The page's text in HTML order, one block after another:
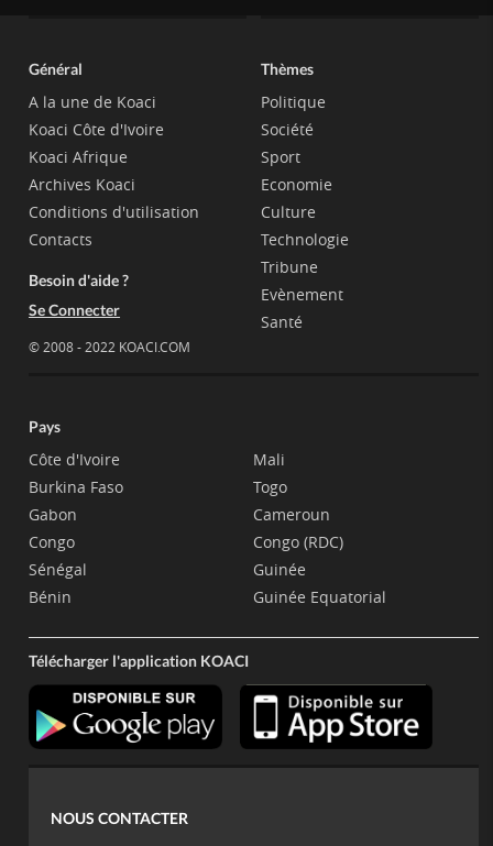
Général
A la une de Koaci
Koaci Côte d'Ivoire
Koaci Afrique
Archives Koaci
Conditions d'utilisation
Contacts
Besoin d'aide ?
Se Connecter
© 2008 - 2022 KOACI.COM
Thèmes
Politique
Société
Sport
Economie
Culture
Technologie
Tribune
Evènement
Santé
Pays
Côte d'Ivoire
Burkina Faso
Gabon
Congo
Sénégal
Bénin
Mali
Togo
Cameroun
Congo (RDC)
Guinée
Guinée Equatorial
Télécharger l'application KOACI
NOUS CONTACTER